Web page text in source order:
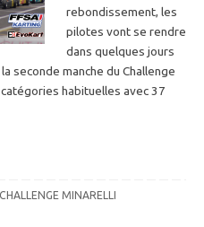
rebondissement, les
pilotes vont se rendre
dans quelques jours
seconde manche du Challenge
habituelles avec 37
CHALLENGE MINARELLI